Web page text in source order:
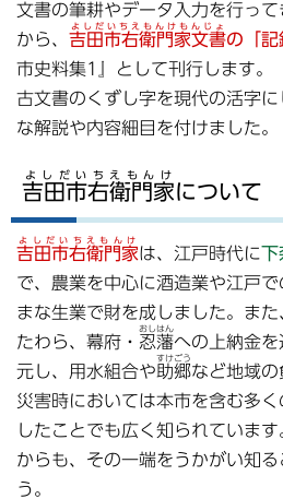
文書の筆耕やデータ入力を行っ
から、 吉田市右衛門家文書
よしだいちえもんけもんじょ
の「記
市史料集1』として刊行します。
古文書のくずし字を現代の活字
な解説や内容細目を付けました。
吉田市右衛門家
よしだいちえもんけ
について
吉田市右衛門家
よしだいちえもんけ
は、江戸時代に下
で、農業を中心に酒造業や江戸
まな生業で財を成しました。ま
たわら、幕府・ 忍藩
おしはん
への上納金
元し、用水組合や助郷
すけごう
など地域の
災害時においては本市を含む多
したことでも広く知られていま
からも、その一端をうかがい知
う。